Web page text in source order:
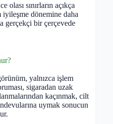
olası sınırların açıkça
iyileşme dönemine daha
gerçekçi bir çerçevede
yalnızca işlem
sigaradan uzak
kaçınmak, cilt
uymak sonucun